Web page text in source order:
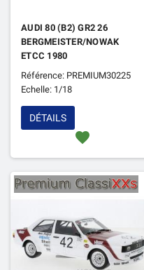
AUDI 80 (B2) GR2 26
BERGMEISTER/NOWAK
ETCC 1980
Référence: PREMIUM30225
Echelle: 1/18
favorite
DÉTAILS